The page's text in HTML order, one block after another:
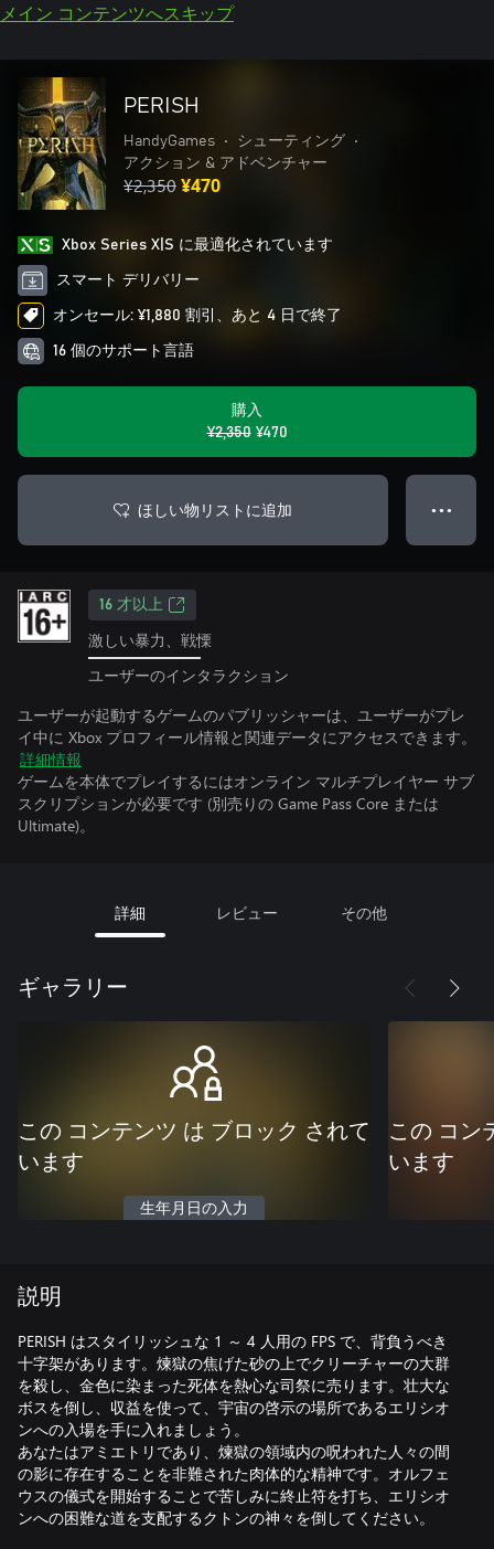
メイン コンテンツへスキップ
PERISH
HandyGames • シューティング
•
アクション & アドベンチャー
¥2,350¥470
Xbox Series X|S に最適化されています
スマート デリバリー
オンセール: ¥1,880 割引、あと 4 日で終了
16 個のサポート言語
購入
¥2,350 ¥470
ほしい物リストに追加 ● ● ●
16 才以上
激しい暴力、戦慄
ユーザーのインタラクション
ユーザーが起動するゲームのパブリッシャーは、ユーザーがプレ
イ中に Xbox プロフィール情報と関連データにアクセスできます。
詳細情報
ゲームを本体でプレイするにはオンライン マルチプレイヤー サブ
スクリプションが必要です (別売りの Game Pass Core または
Ultimate)。
詳細 レビュー その他
ギャラリー
この コンテンツ は ブロック されて
います
生年月日の入力
この コン
います
説明
PERISH はスタイリッシュな 1 ～ 4 人用の FPS で、背負うべき
十字架があります。煉獄の焦げた砂の上でクリーチャーの大群
を殺し、金色に染まった死体を熱心な司祭に売ります。壮大な
ボスを倒し、収益を使って、宇宙の啓示の場所であるエリシオ
ンへの入場を手に入れましょう。
あなたはアミエトリであり、煉獄の領域内の呪われた人々の間
の影に存在することを非難された肉体的な精神です。オルフェ
ウスの儀式を開始することで苦しみに終止符を打ち、エリシオ
ンへの困難な道を支配するクトンの神々を倒してください。